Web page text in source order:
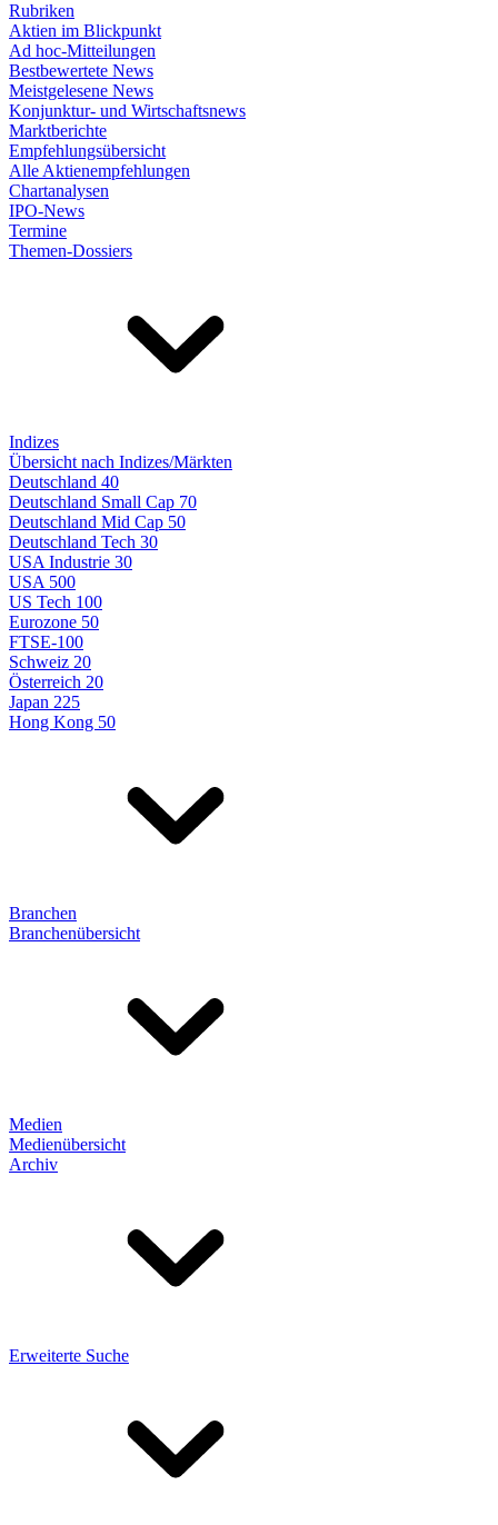
Rubriken
Aktien im Blickpunkt
Ad hoc-Mitteilungen
Bestbewertete News
Meistgelesene News
Konjunktur- und Wirtschaftsnews
Marktberichte
Empfehlungsübersicht
Alle Aktienempfehlungen
Chartanalysen
IPO-News
Termine
Themen-Dossiers
Indizes
Übersicht nach Indizes/Märkten
Deutschland 40
Deutschland Small Cap 70
Deutschland Mid Cap 50
Deutschland Tech 30
USA Industrie 30
USA 500
US Tech 100
Eurozone 50
FTSE-100
Schweiz 20
Österreich 20
Japan 225
Hong Kong 50
Branchen
Branchenübersicht
Medien
Medienübersicht
Archiv
Erweiterte Suche